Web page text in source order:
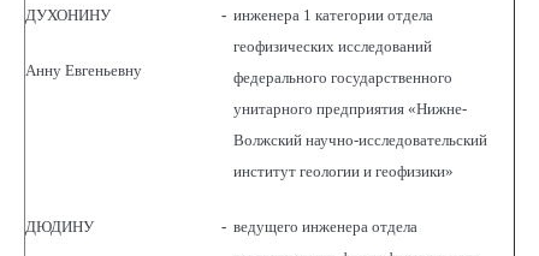
ДУХОНИНУ
Анну Евгеньевну
- инженера 1 категории отдела
геофизических исследований
федерального государственного
унитарного предприятия «Нижне-
Волжский научно-исследовательский
институт геологии и геофизики»
ДЮДИНУ - ведущего инженера отдела